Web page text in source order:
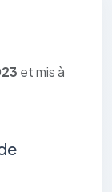
et mis à